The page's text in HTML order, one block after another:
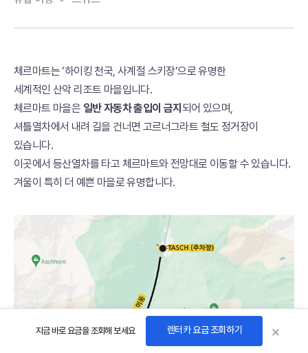
체르마트는 ‘하이킹 천국, 사계절 스키장’으로 유명한
세계적인 산악 리조트 마을입니다.
체르마트 마을은 일반 자동차 출입이 금지 되어 있으며,
셔틀열차에서 내려 길을 건너면 고르너그라트 철도 정거장이
있습니다.
이곳에서 등산열차를 타고 체르마트와 전망대로 이동할 수 있습니다.
겨울이 특히 더 예쁜 마을로 유명합니다.
지금 바로 요금을 조회해 보세요 렌터카 요금 조회하기 ×